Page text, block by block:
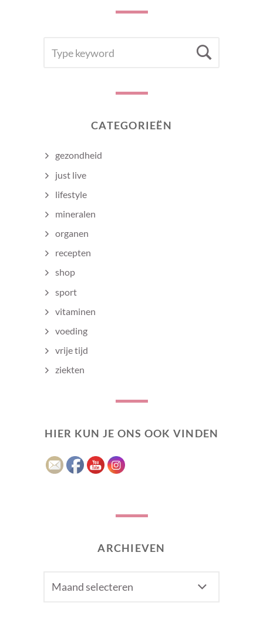
FOR:
CATEGORIEËN
gezondheid
just live
lifestyle
mineralen
organen
recepten
shop
sport
vitaminen
voeding
vrije tijd
ziekten
HIER KUN JE ONS OOK VINDEN
ARCHIEVEN